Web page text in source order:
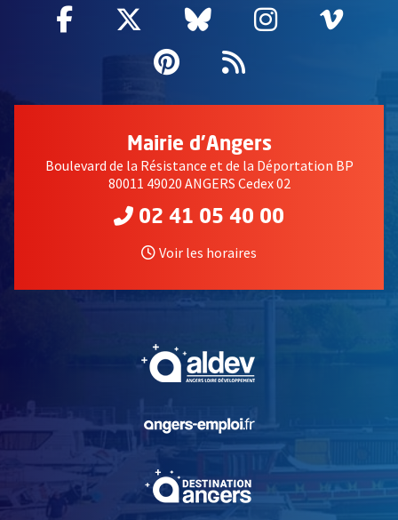
Facebook
, Ouvre une nouvelle fenêtre
Twitter
, Ouvre une nouvelle
Bluesky
, Ouvre une
Instagram
, Ouvre
,
Pinterest
, Ouvre une
Flux RSS
Mairie d'Angers
Boulevard de la Résistance et de la Déportation BP
80011 49020 ANGERS Cedex 02
02 41 05 40 00
Voir les horaires
, Ouvre une nouvelle